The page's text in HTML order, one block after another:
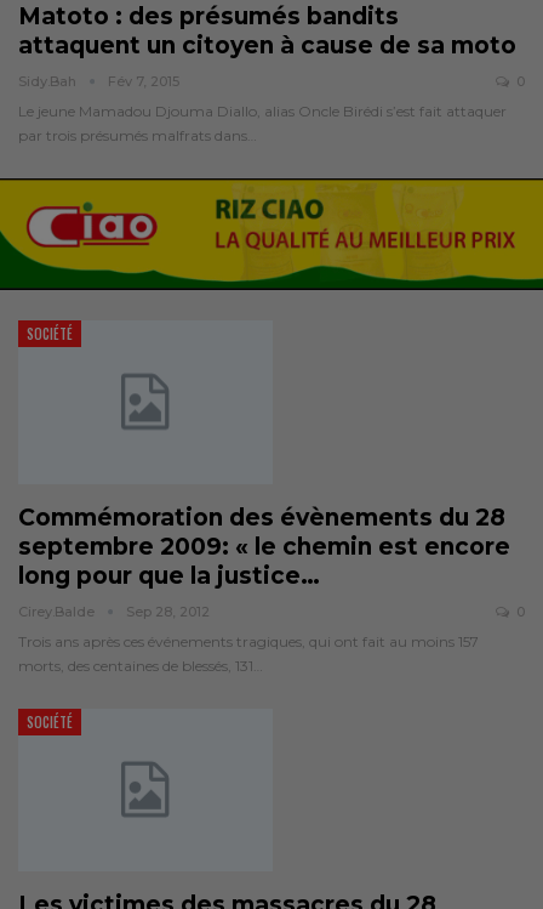
Matoto : des présumés bandits
attaquent un citoyen à cause de sa moto
Sidy.bah Fév 7, 2015 0
Le jeune Mamadou Djouma Diallo, alias Oncle Birédi s’est fait attaquer
par trois présumés malfrats dans…
SOCIÉTÉ
Commémoration des évènements du 28
septembre 2009: « le chemin est encore
long pour que la justice…
Cirey.balde Sep 28, 2012 0
Trois ans après ces événements tragiques, qui ont fait au moins 157
morts, des centaines de blessés, 131…
SOCIÉTÉ